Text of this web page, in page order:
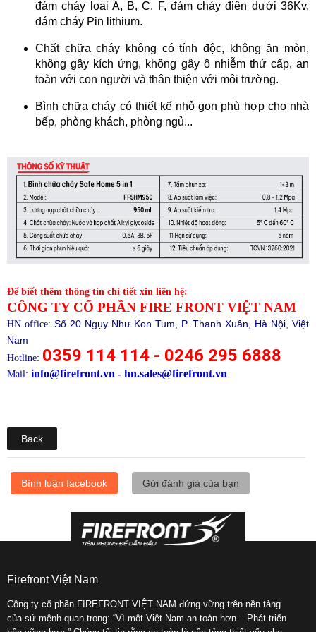
đám cháy loại A, B, C, F, đám cháy điện dưới 36Kv,
đám cháy Pin lithium.
Chất chữa cháy không có tính độc, không ăn mòn,
không gây kích ứng, không gây ô nhiễm thứ cấp, an
toàn với con người và thân thiện với môi trường.
Bình chữa cháy có thiết kế nhỏ gọn phù hợp cho nhà
bếp, phòng khách, phòng ngủ...
Để biết thêm thông tin chi tiết xin liên hệ:
CÔNG TY CỔ PHẦN FIRE FRONT VIỆT NAM
HN office: Số 20 Ngụy Như Kon Tum, P. Thanh Xuân, Hà Nội, Việt
Nam
Hotline: 0359 114 114 - 0246 295 6888
Mail: info@firefront.vn - hn.sales@firefront.vn
Back
Bình luận facebook Gửi đánh giá của bạn
Firefront Việt Nam
Công ty cổ phần FIREFRONT VIỆT NAM đứng vững trên nền tảng
của sứ mệnh quan trọng: “Vì một Việt Nam an toàn hơn – Phát triển